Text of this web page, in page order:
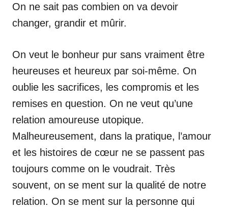
On ne sait pas combien on va devoir
changer, grandir et mûrir.
On veut le bonheur pur sans vraiment être
heureuses et heureux par soi-même. On
oublie les sacrifices, les compromis et les
remises en question. On ne veut qu’une
relation amoureuse utopique.
Malheureusement, dans la pratique, l’amour
et les histoires de cœur ne se passent pas
toujours comme on le voudrait. Très
souvent, on se ment sur la qualité de notre
relation. On se ment sur la personne qui